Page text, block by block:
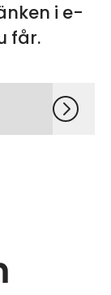
i e-
får.